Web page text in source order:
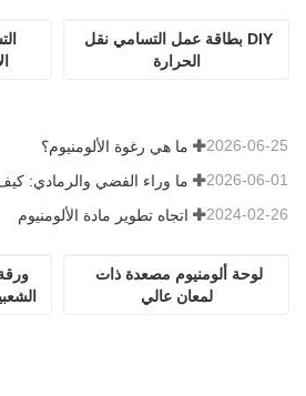
الحرارة
ما هي رغوة الألومنيوم؟ 2026-06-25
2026-06-01
اتجاه تطوير مادة الألومنيوم 2024-02-26
لمعان عالي